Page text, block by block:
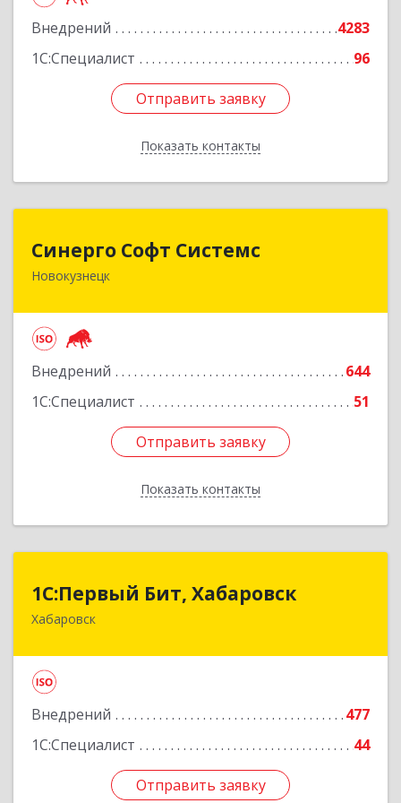
Внедрений
4283
1С:Специалист
96
Отправить заявку
Показать контакты
Отправить заявку
Назад
Синерго Софт Системс
Новокузнецк
Внедрений
644
1С:Специалист
51
Отправить заявку
Показать контакты
Синерго Софт Системс
654005, Кемеровская обл, Новокузнецк г,
Отправить заявку
Назад
1С:Первый Бит, Хабаровск
Хабаровск
Внедрений
477
1С:Специалист
44
Отправить заявку
1С:Первый Бит, Хабаровск
680030, Хабаровский край, Хабаровск г,
Отправить заявку